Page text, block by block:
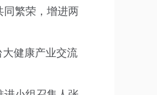
同繁荣，增进两
健康产业交流